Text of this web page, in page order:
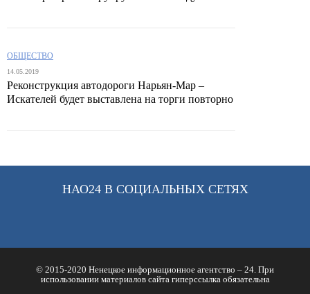
ОБЩЕСТВО
14.05.2019
Реконструкция автодороги Нарьян-Мар –
Искателей будет выставлена на торги повторно
НАО24 В СОЦИАЛЬНЫХ СЕТЯХ
© 2015-2020 Ненецкое информационное агентство – 24. При
использовании материалов сайта гиперссылка обязательна